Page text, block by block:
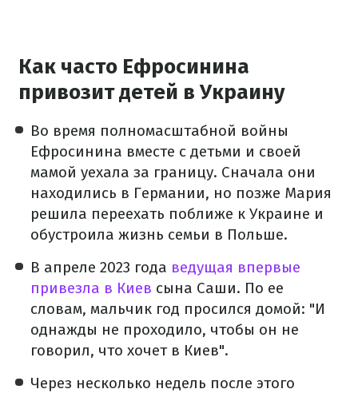
Как часто Ефросинина
привозит детей в Украину
Во время полномасштабной войны
Ефросинина вместе с детьми и своей
мамой уехала за границу. Сначала они
находились в Германии, но позже Мария
решила переехать поближе к Украине и
обустроила жизнь семьи в Польше.
В апреле 2023 года ведущая впервые
привезла в Киев сына Саши. По ее
словам, мальчик год просился домой: "И
однажды не проходило, чтобы он не
говорил, что хочет в Киев".
Через несколько недель после этого